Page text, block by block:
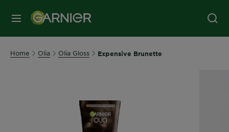
MENU
Home Olia Olia Gloss Expensive Brunette